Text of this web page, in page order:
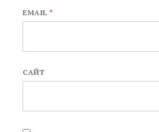
EMAIL*
САЙТ